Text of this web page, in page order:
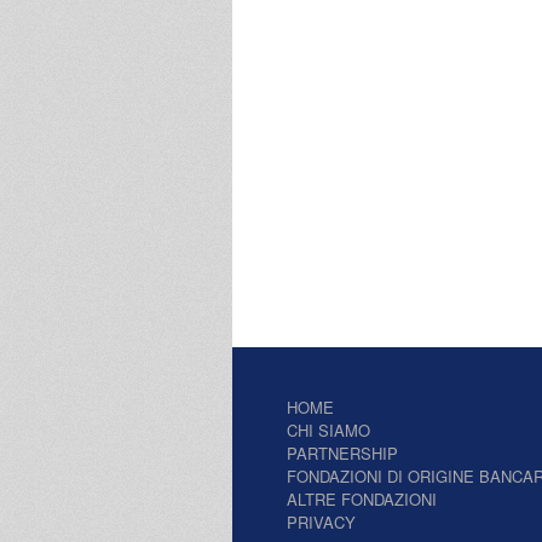
HOME
CHI SIAMO
PARTNERSHIP
FONDAZIONI DI ORIGINE
ALTRE FONDAZIONI
PRIVACY